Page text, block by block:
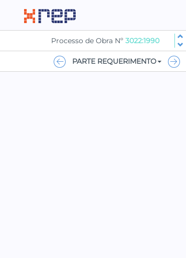
Processo de Obra Nº 3022:1990
PARTE REQUERIMENTO